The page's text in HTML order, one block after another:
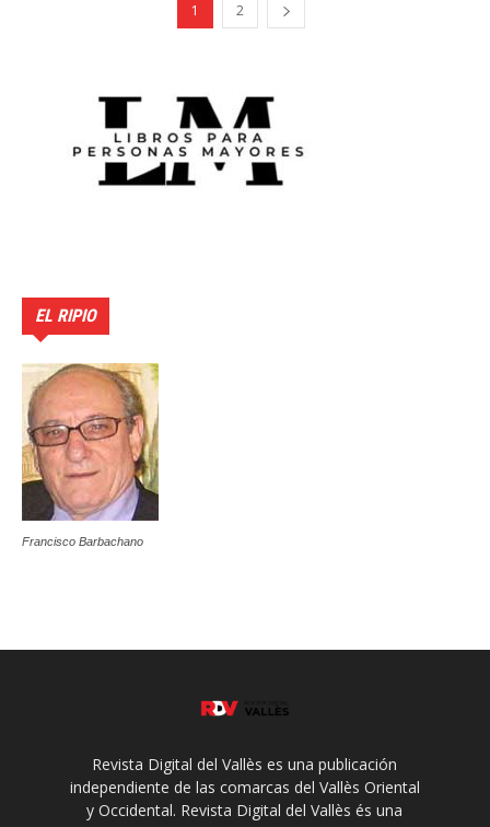
1 2
EL RIPIO
Francisco Barbachano
Revista Digital del Vallès es una publicación
independiente de las comarcas del Vallès Oriental
y Occidental. Revista Digital del Vallès és una